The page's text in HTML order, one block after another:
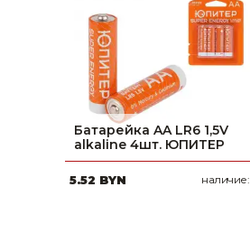
Батарейка AA LR6 1,5V
alkaline 4шт. ЮПИТЕР
5.52 BYN наличие: